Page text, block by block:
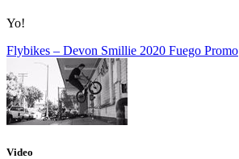
Yo!
Flybikes – Devon Smillie 2020 Fuego Promo
Video